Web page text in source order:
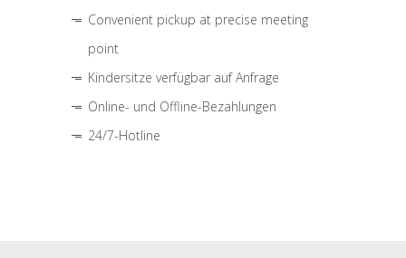
Convenient pickup at precise meeting
point
Kindersitze verfügbar auf Anfrage
Online- und Offline-Bezahlungen
24/7-Hotline